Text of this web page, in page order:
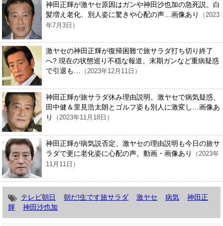
神田正輝が激ヤセ原因はガンや神田沙也加の急死説。白
髪増え老化、別人姿に驚きや心配の声…画像あり
（2023
年7月3日）
激ヤセの神田正輝が復帰困難で旅サラダ打ち切り終了
へ? 現在の状態巡り不穏な報道。末期ガンなど重病疑惑
で引退も… （2023年12月11日）
神田正輝が旅サラダ休み理由説明。激ヤセで病気疑惑、
田中健＆里見浩太朗とゴルフ姿も別人に激変し…画像あ
り
（2023年11月18日）
神田正輝が病気説否定、激ヤセの理由説明も今日の旅サ
ラダで更に老化姿に心配の声。動画・画像あり
（2023年
11月11日）
テレビ朝日 朝だ!生です旅サラダ 激ヤセ 病気
神田正
輝
神田沙也加